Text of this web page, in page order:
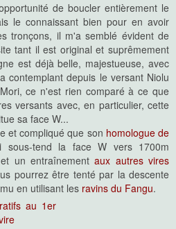
de boucler entièrement le
le connaissant bien pour en avoir
tronçons, il m'a semblé évident de
tant il est original et suprêmement
est déjà belle, majestueuse, avec
contemplant depuis le versant Niolu
ce n'est rien comparé à ce que
versants avec, en particulier, cette
sa face W...
et compliqué que son homologue de
tend la face W vers 1700m
un entraînementaux autres vires
pourrez être tenté par la descente
en utilisant les ravins du Fangu.